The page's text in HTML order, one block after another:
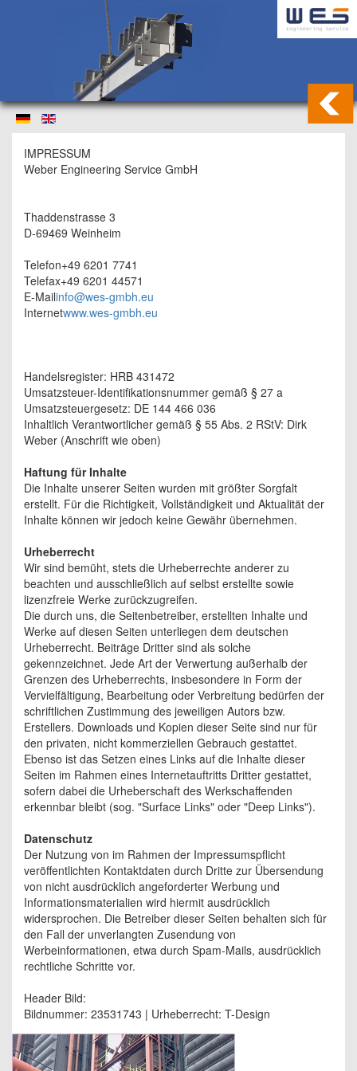
IMPRESSUM
Weber Engineering Service GmbH
Thaddenstrasse 3
D-69469 Weinheim
Telefon+49 6201 7741
Telefax+49 6201 44571
E-Mailinfo@wes-gmbh.eu
Internetwww.wes-gmbh.eu
Handelsregister: HRB 431472
Umsatzsteuer-Identifikationsnummer gemäß § 27 a
Umsatzsteuergesetz: DE 144 466 036
Inhaltlich Verantwortlicher gemäß § 55 Abs. 2 RStV: Dirk
Weber (Anschrift wie oben)
Haftung für Inhalte
Die Inhalte unserer Seiten wurden mit größter Sorgfalt
erstellt. Für die Richtigkeit, Vollständigkeit und Aktualität der
Inhalte können wir jedoch keine Gewähr übernehmen.
Urheberrecht
Wir sind bemüht, stets die Urheberrechte anderer zu
beachten und ausschließlich auf selbst erstellte sowie
lizenzfreie Werke zurückzugreifen.
Die durch uns, die Seitenbetreiber, erstellten Inhalte und
Werke auf diesen Seiten unterliegen dem deutschen
Urheberrecht. Beiträge Dritter sind als solche
gekennzeichnet. Jede Art der Verwertung außerhalb der
Grenzen des Urheberrechts, insbesondere in Form der
Vervielfältigung, Bearbeitung oder Verbreitung bedürfen der
schriftlichen Zustimmung des jeweiligen Autors bzw.
Erstellers. Downloads und Kopien dieser Seite sind nur für
den privaten, nicht kommerziellen Gebrauch gestattet.
Ebenso ist das Setzen eines Links auf die Inhalte dieser
Seiten im Rahmen eines Internetauftritts Dritter gestattet,
sofern dabei die Urheberschaft des Werkschaffenden
erkennbar bleibt (sog. "Surface Links" oder "Deep Links").
Datenschutz
Der Nutzung von im Rahmen der Impressumspflicht
veröffentlichten Kontaktdaten durch Dritte zur Übersendung
von nicht ausdrücklich angeforderter Werbung und
Informationsmaterialien wird hiermit ausdrücklich
widersprochen. Die Betreiber dieser Seiten behalten sich für
den Fall der unverlangten Zusendung von
Werbeinformationen, etwa durch Spam-Mails, ausdrücklich
rechtliche Schritte vor.
Header Bild:
Bildnummer: 23531743 | Urheberrecht: T-Design